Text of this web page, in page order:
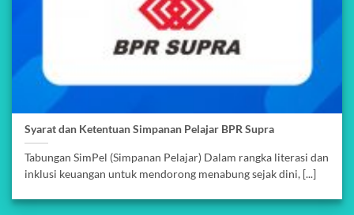
Syarat dan Ketentuan Simpanan Pelajar BPR Supra
Tabungan SimPel (Simpanan Pelajar) Dalam rangka literasi dan
inklusi keuangan untuk mendorong menabung sejak dini, [...]